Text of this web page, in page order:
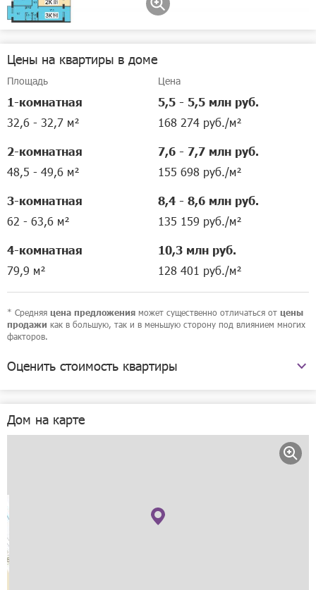
3-комнатная квартира
Позвонить
Цены на квартиры в доме
Площадь Цена
1-комнатная
32,6 - 32,7 м²
5,5 - 5,5 млн руб.
168 274 руб./м²
2-комнатная
48,5 - 49,6 м²
7,6 - 7,7 млн руб.
155 698 руб./м²
3-комнатная
62 - 63,6 м²
8,4 - 8,6 млн руб.
135 159 руб./м²
4-комнатная
79,9 м²
10,3 млн руб.
128 401 руб./м²
* Средняя цена предложения может существенно отличаться от цены
продажи как в большую, так и в меньшую сторону под влиянием многих
факторов.
Оценить стоимость квартиры
Дом на карте